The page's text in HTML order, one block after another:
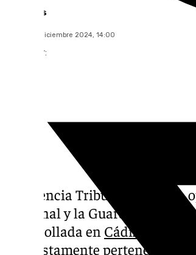
Lynx Devs
martes, 17 diciembre 2024, 14:00
Compartir:
La Agencia Tributaria, en
Nacional y la Guardia Civil, en
desarrollada en Cádiz
, ha
supuestamente